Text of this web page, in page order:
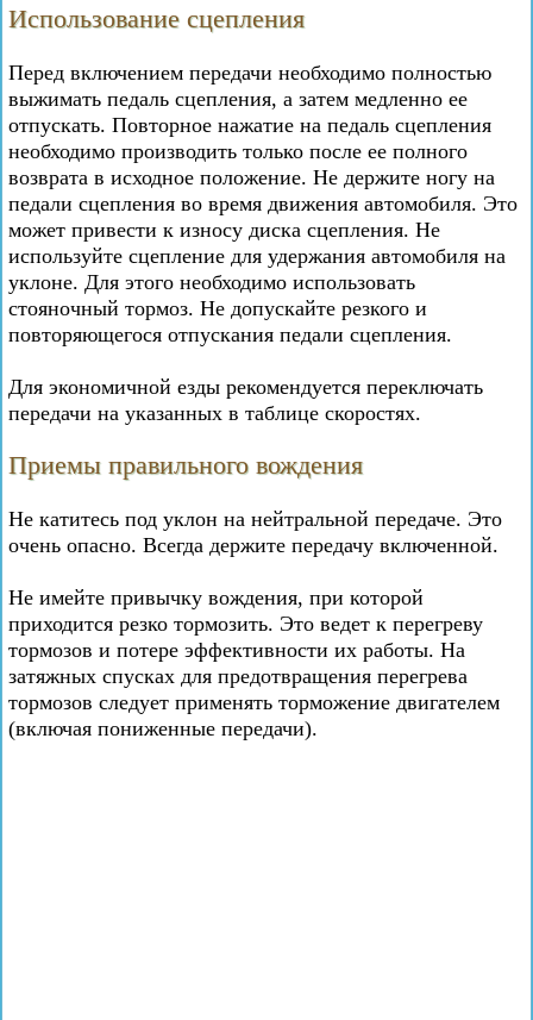
Использование сцепления
Перед включением передачи необходимо полностью
выжимать педаль сцепления, а затем медленно ее
отпускать. Повторное нажатие на педаль сцепления
необходимо производить только после ее полного
возврата в исходное положение. Не держите ногу на
педали сцепления во время движения автомобиля. Это
может привести к износу диска сцепления. Не
используйте сцепление для удержания автомобиля на
уклоне. Для этого необходимо использовать
стояночный тормоз. Не допускайте резкого и
повторяющегося отпускания педали сцепления.
Для экономичной езды рекомендуется переключать
передачи на указанных в таблице скоростях.
Приемы правильного вождения
Не катитесь под уклон на нейтральной передаче. Это
очень опасно. Всегда держите передачу включенной.
Не имейте привычку вождения, при которой
приходится резко тормозить. Это ведет к перегреву
тормозов и потере эффективности их работы. На
затяжных спусках для предотвращения перегрева
тормозов следует применять торможение двигателем
(включая пониженные передачи).